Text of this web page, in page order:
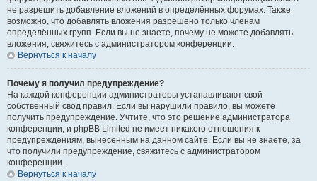
не разрешить добавление вложений в определённых форумах. Также
возможно, что добавлять вложения разрешено только членам
определённых групп. Если вы не знаете, почему не можете добавлять
вложения, свяжитесь с администратором конференции.
Вернуться к началу
Почему я получил предупреждение?
На каждой конференции администраторы устанавливают свой
собственный свод правил. Если вы нарушили правило, вы можете
получить предупреждение. Учтите, что это решение администратора
конференции, и phpBB Limited не имеет никакого отношения к
предупреждениям, вынесенным на данном сайте. Если вы не знаете, за
что получили предупреждение, свяжитесь с администратором
конференции.
Вернуться к началу